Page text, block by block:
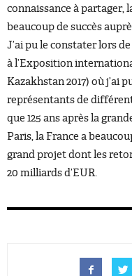
connaissance à partager,
beaucoup de succès
J’ai pu le constater lors
à l’Exposition
Kazakhstan 2017) où j’ai
représentants de
que 125 ans après la
Paris, la France a
grand projet dont les
20 milliards d’EUR.